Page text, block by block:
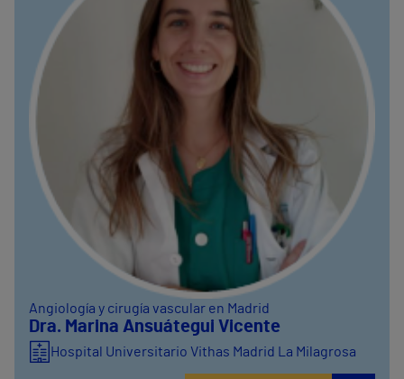
Angiología y cirugía vascular en Madrid
Dra. Marina Ansuátegui Vicente
Hospital Universitario Vithas Madrid La Milagrosa